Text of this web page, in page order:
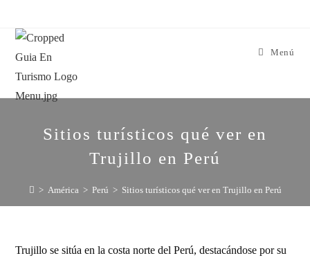
Menú
Sitios turísticos qué ver en
Trujillo en Perú
> América > Perú > Sitios turísticos qué ver en Trujillo en Perú
Trujillo se sitúa en la costa norte del Perú, destacándose por su